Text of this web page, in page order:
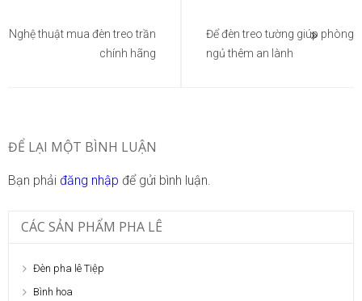
hướng
Nghệ thuật mua đèn treo trần
chính hãng
Để đèn treo tường giúp phòng
ngủ thêm an lành
ĐỂ LẠI MỘT BÌNH LUẬN
Bạn phải đăng nhập để gửi bình luận.
CÁC SẢN PHẨM PHA LÊ
Đèn pha lê Tiệp
Bình hoa